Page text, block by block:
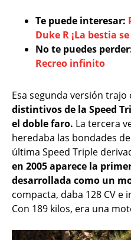
Te puede interesar:
Duke R ¡La bestia
No te puedes
Recreo infinito
Esa segunda versión trajo
distintivos de la Speed
el doble faro. La tercera
heredaba las bondades
última Speed Triple
en 2005 aparece la
desarrollada como un
compacta, daba 128 CV
Con 189 kilos, era una